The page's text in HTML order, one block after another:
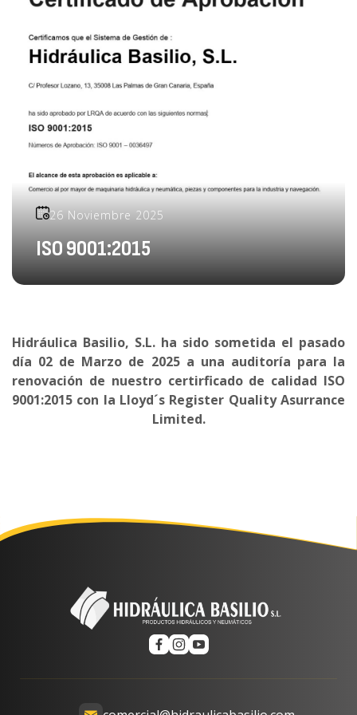
26 Noviembre 2025
ISO 9001:2015
Hidráulica Basilio, S.L. ha sido sometida el pasado
día 02 de Marzo de 2025 a una auditoría para la
renovación de nuestro certirficado de calidad ISO
9001:2015 con la Lloyd´s Register Quality Asurrance
Limited.